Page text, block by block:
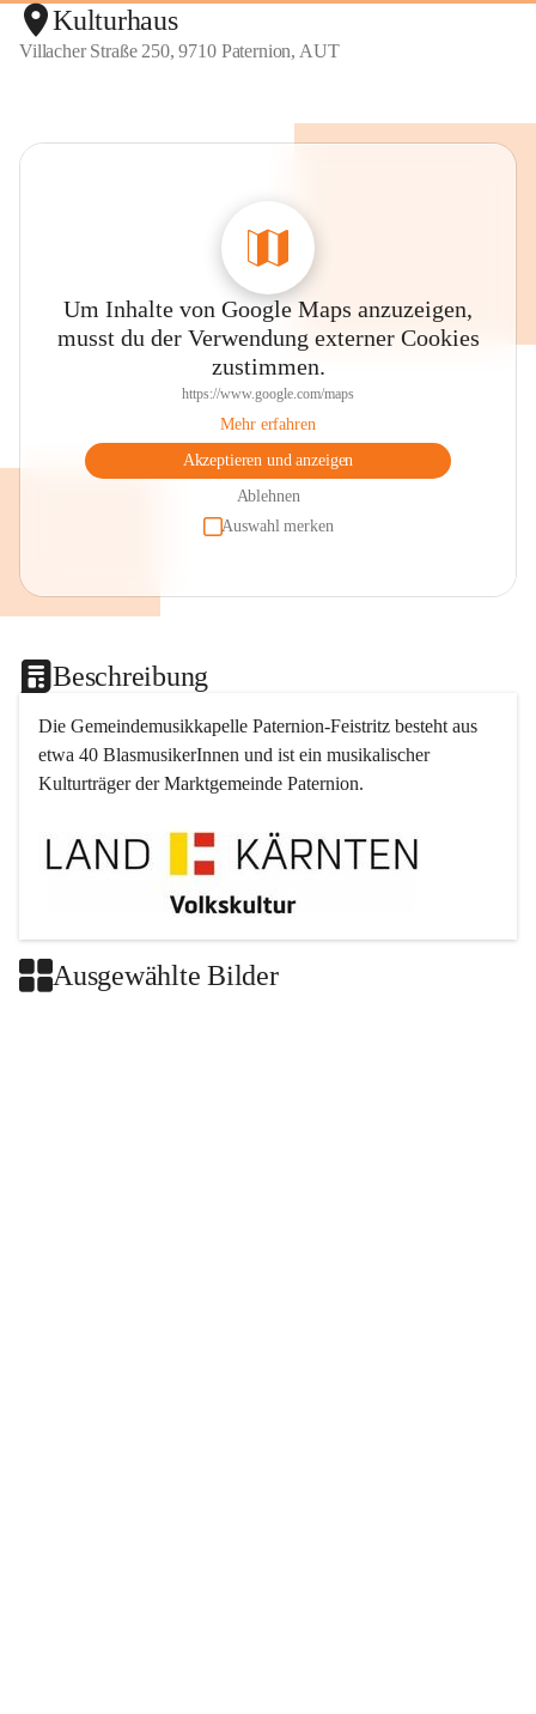
Kulturhaus
Villacher Straße 250, 9710 Paternion, AUT
Um Inhalte von Google Maps anzuzeigen,
musst du der Verwendung externer Cookies
zustimmen.
https://www.google.com/maps
Mehr erfahren
Akzeptieren und anzeigen
Ablehnen
Auswahl merken
Beschreibung
Die Gemeindemusikkapelle Paternion-Feistritz besteht aus
etwa 40 BlasmusikerInnen und ist ein musikalischer
Kulturträger der Marktgemeinde Paternion.
Ausgewählte Bilder